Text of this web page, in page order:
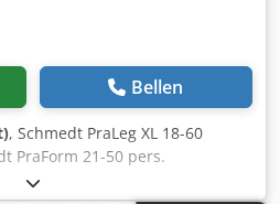
Bellen
, Schmedt PraLeg XL 18-60
PraForm 21-50 pers.
PraLeg XL 18-60